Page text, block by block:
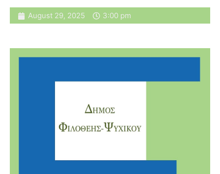
August 29, 2025 3:00 pm